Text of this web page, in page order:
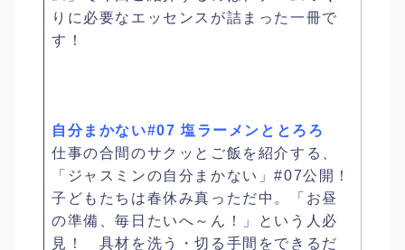
りに必要なエッセンスが詰まった一冊で
す！
自分まかない#07 塩ラーメンととろろ
仕事の合間のサクッとご飯を紹介する、
「ジャスミンの自分まかない」#07公開！
子どもたちは春休み真っただ中。「お昼
の準備、毎日たいへ～ん！」という人必
見！ 具材を洗う・切る手間をできるだ